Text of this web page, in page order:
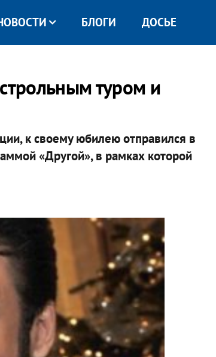
БЛОГИ ДОСЬЕ
туром и
к своему юбилею отправился в
«Другой», в рамках которой